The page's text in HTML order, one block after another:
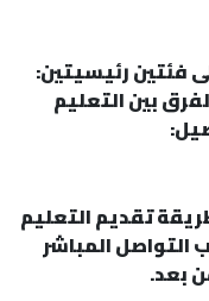
فئتين رئيسيتين:
بين التعليم
تقديم التعليم
المباشر
بعد.